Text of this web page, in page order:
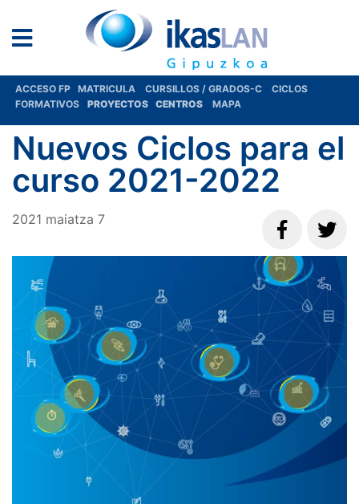
ACCESO FP MATRICULA CURSILLOS / GRADOS-C
CICLOS
FORMATIVOS
PROYECTOS CENTROS MAPA
Nuevos Ciclos para el
curso 2021-2022
2021 maiatza 7